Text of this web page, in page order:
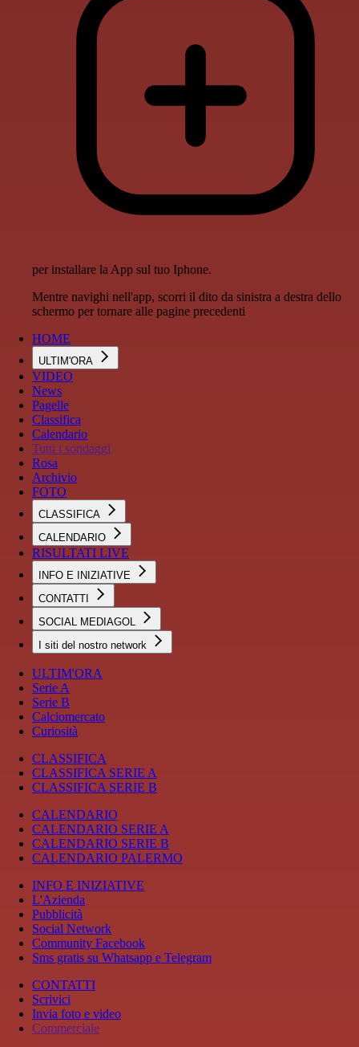
per installare la App sul tuo Iphone.
Mentre navighi nell'app, scorri il dito da sinistra a destra dello
schermo per tornare alle pagine precedenti
HOME
ULTIM'ORA
VIDEO
News
Pagelle
Classifica
Calendario
Tutti i sondaggi
Rosa
Archivio
FOTO
CLASSIFICA
CALENDARIO
RISULTATI LIVE
INFO E INIZIATIVE
CONTATTI
SOCIAL MEDIAGOL
I siti del nostro network
ULTIM'ORA
Serie A
Serie B
Calciomercato
Curiosità
CLASSIFICA
CLASSIFICA SERIE A
CLASSIFICA SERIE B
CALENDARIO
CALENDARIO SERIE A
CALENDARIO SERIE B
CALENDARIO PALERMO
INFO E INIZIATIVE
L'Azienda
Pubblicità
Social Network
Community Facebook
Sms gratis su Whatsapp e Telegram
CONTATTI
Scrivici
Invia foto e video
Commerciale